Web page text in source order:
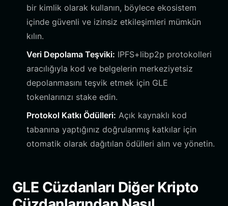
bir kimlik olarak kullanın, böylece ekosistem
içinde güvenli ve izinsiz etkileşimleri mümkün
kılın.
Veri Depolama Teşviki: IPFS+libp2p protokolleri
aracılığıyla kod ve belgelerin merkeziyetsiz
depolanmasını teşvik etmek için GLE
tokenlarınızı stake edin.
Protokol Katkı Ödülleri: Açık kaynaklı kod
tabanına yaptığınız doğrulanmış katkılar için
otomatik olarak dağıtılan ödülleri alın ve yönetin.
GLE Cüzdanları Diğer Kripto